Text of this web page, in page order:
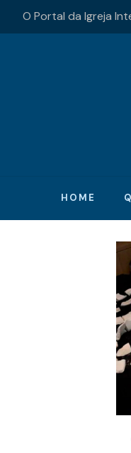
O Portal da Igreja
HOME